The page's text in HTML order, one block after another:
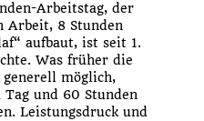
Arbeitstag, der
Arbeit, 8 Stunden
aufbaut, ist seit 1.
Was früher die
möglich,
und 60 Stunden
Leistungsdruck und